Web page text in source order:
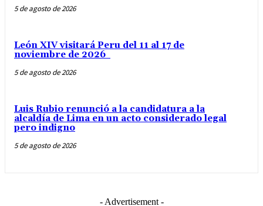
5 de agosto de 2026
León XIV visitará Peru del 11 al 17 de
noviembre de 2026
5 de agosto de 2026
Luis Rubio renunció a la candidatura a la
alcaldía de Lima en un acto considerado legal
pero indigno
5 de agosto de 2026
- Advertisement -